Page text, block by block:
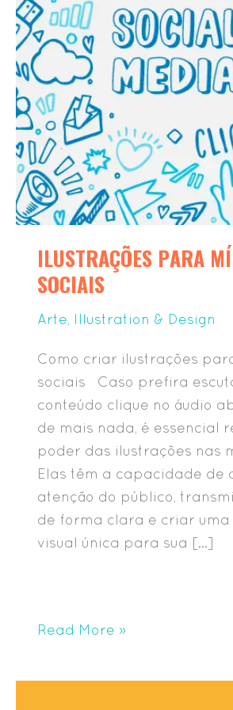
ILUSTRAÇÕES PARA
SOCIAIS
Arte, Illustration & Design
Como criar ilustrações
sociais Caso prefira
conteúdo clique no áudio
de mais nada, é essencial
poder das ilustrações nas
Elas têm a capacidade de
atenção do público,
de forma clara e criar
visual única para sua […]
Read More »